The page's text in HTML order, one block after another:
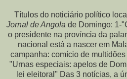
Títulos do noticiário político
Jornal de Angola de Domingo: 1-
o presidente na província da
nacional está a nascer em
campanha: comício de
"Urnas especiais: apelos de
lei eleitoral" Das 3 notícias, a